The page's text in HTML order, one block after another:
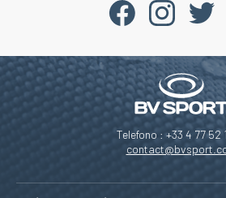
Telefono : +33 4 77 52